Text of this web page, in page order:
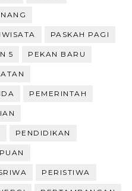
PASKAH PAGI
5 PEKAN BARU
PEMERINTAH
PENDIDIKAN
PERISTIWA